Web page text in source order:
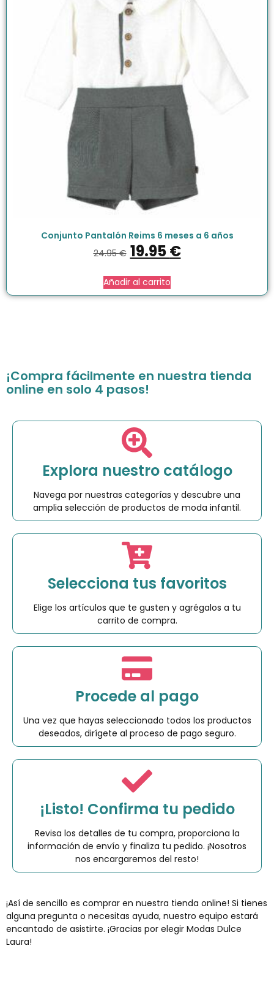
Conjunto Pantalón Reims 6 meses a 6 años
24.95€ 19.95€
Añadir al carrito
¡Compra fácilmente en nuestra tienda
online en solo 4 pasos!
Explora nuestro catálogo
Navega por nuestras categorías y descubre una
amplia selección de productos de moda infantil.
Selecciona tus favoritos
Elige los artículos que te gusten y agrégalos a tu
carrito de compra.
Procede al pago
Una vez que hayas seleccionado todos los productos
deseados, dirígete al proceso de pago seguro.
¡Listo! Confirma tu pedido
Revisa los detalles de tu compra, proporciona la
información de envío y finaliza tu pedido. ¡Nosotros
nos encargaremos del resto!
¡Así de sencillo es comprar en nuestra tienda online! Si tienes
alguna pregunta o necesitas ayuda, nuestro equipo estará
encantado de asistirte. ¡Gracias por elegir Modas Dulce
Laura!